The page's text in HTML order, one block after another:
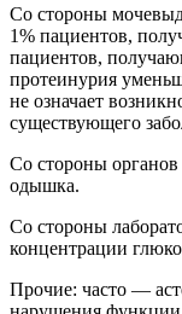
Со стороны
1% пациентов,
пациентов,
протеинурия
не означает
существующего
Со стороны
одышка.
Со стороны
концентрации
Прочие: часто —